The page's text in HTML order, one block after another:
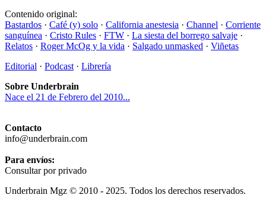
Contenido original:
Bastardos · Café (y) solo · California anestesia · Channel · Corriente
sanguínea · Cristo Rules · FTW · La siesta del borrego salvaje ·
Relatos · Roger McOg y la vida · Salgado unmasked · Viñetas
Editorial · Podcast · Librería
Sobre Underbrain
Nace el 21 de Febrero del 2010...
Contacto
info@underbrain.com
Para envíos:
Consultar por privado
Underbrain Mgz © 2010 - 2025. Todos los derechos reservados.